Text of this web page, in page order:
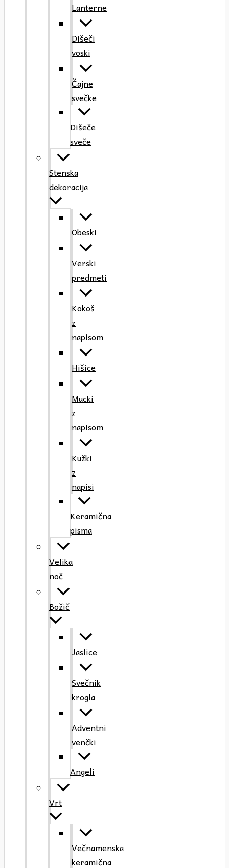
Lanterne
Dišeči
voski
Čajne
svečke
Dišeče
sveče
Stenska
dekoracija
Obeski
Verski
predmeti
Kokoš
z
napisom
Hišice
Mucki
z
napisom
Kužki
z
napisi
Keramična
pisma
Velika
noč
Božič
Jaslice
Svečnik
krogla
Adventni
venčki
Angeli
Vrt
Večnamenska
keramična